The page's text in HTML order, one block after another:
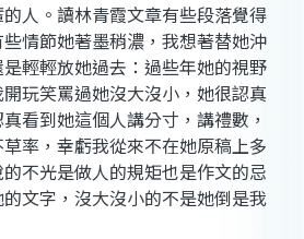
人。讀林青霞文章有些段落覺得
情節她著墨稍濃，我想著替她沖
輕輕放她過去：過些年她的視野
玩笑罵過她沒大沒小，她很認真
看到她這個人講分寸，講禮數，
率，幸虧我從來不在她原稿上多
不光是做人的規矩也是作文的忌
文字，沒大沒小的不是她倒是我